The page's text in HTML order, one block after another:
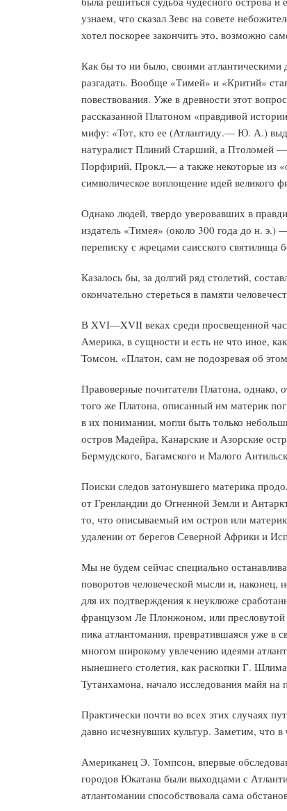
узнаем, что сказал Зевс на совете
хотел поскорее закончить это, возможно
Как бы то ни было, своими атлантическими
разгадать. Вообще «Тимей» и «Критий»
повествования. Уже в древности этот
рассказанной Платоном «правдивой
мифу: «Тот, кто ее (Атлантиду.— Ю. А.)
натуралист Плиний Старший, а Птоломей
Порфирий, Прокл,— а также некоторые из
символическое воплощение идей великого
Однако людей, твердо уверовавших в
издатель «Тимея» (около 300 года до н. э.)
переписку с жрецами саисского святилища
Казалось бы, за долгий ряд столетий,
окончательно стереться в памяти
В XVI—XVII веках среди просвещенной
Америка, в сущности и есть не что иное,
Томсон, «Платон, сам не подозревая об
Правоверные почитатели Платона, однако,
того же Платона, описанный им материк
в их понимании, могли быть только
остров Мадейра, Канарские и Азорские
Бермудского, Багамского и Малого
Поиски следов затонувшего материка
от Гренландии до Огненной Земли и
то, что описываемый им остров или
удалении от берегов Северной Африки и
Мы не будем сейчас специально
поворотов человеческой мысли и, наконец,
для их подтверждения к неуклюже
французом Ле Плонжоном, или пресловутой
пика атлантомания, превратившаяся уже в
многом широкому увлечению идеями
нынешнего столетия, как раскопки Г.
Тутанхамона, начало исследования майя
Практически почти во всех этих случаях
давно исчезнувших культур. Заметим, что в
Американец Э. Томпсон, впервые
городов Юкатана были выходцами с
атлантомании способствовала сама